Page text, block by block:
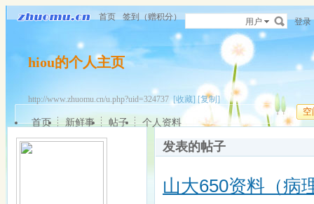
首页 签到（赠积分） 用户 登录
hiou的个人主页
http://www.zhuomu.cn/u.php?uid=324737[收藏] [复制]
空
首页 新鲜事 帖子 个人资料
发表的帖子
山大650资料（病